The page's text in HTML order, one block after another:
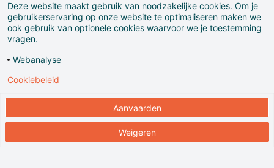
Ons verhaal start in de 12e eeuw bij de ridders van
Bouchout. Uit die tijd stamt de vierkante toren die er
vandaag nog staat. Later groeide het kasteel uit tot
een heuse burcht. De bewoners waren notabelen, die
Deze website maakt gebruik van noodzakelijke cookies. Om je
gebruikerservaring op onze website te optimaliseren maken we
ook gebruik van optionele cookies waarvoor we je toestemming
vragen.
Webanalyse
Aanvaarden
Weigeren
Cookiebeleid